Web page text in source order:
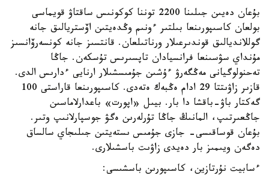
بۇعان دەيىن جىلىنا 2200 توننا كوكونىس ساقتاۋ قويماسى
بولعان كاسىپورىنعا بىلتىر ءونىم وڭدەيتىن اۆستريالىق جانە
گوللانديالىق قوندىرعىلار ورناتىلعان. قانتسىز جانە كونسەرۆانسىز
مۇنداي سۋسىنعا فرانسيادان تاپسىرىس تۇسكەن. جاڭا
تەحنولوگيانى مەڭگەرۋ ءۇشىن جۇمىسشىلار ارنايى ءدارىس الدى.
قازىر زاۋىتتا 29 ادام ەڭبەك ەتەدى. كاسىپورىنعا قاراستى 100
گەكتار باۋ-باقشا دا بار. بيىل «اپورت» باعدارلاماسىن
جاڭعىرتىپ، المانىڭ جاڭا تۇرلەرىن ەگۋ جوسپارلانىپ وتىر.
بۇعان قوساقىسى- جازى جۇمىس ىستەيتىن جىلىجاي سالساق
دەگەن ويىمىز بار دەيدى زاۋىت باسشىلارى.
ءسابيت نۇرتازين، كاسىپورىن باسشىسى: